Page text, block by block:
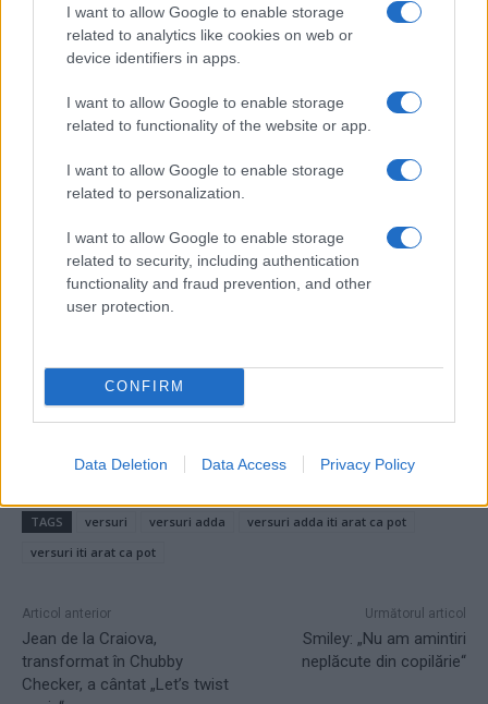
I want to allow Google to enable storage
related to analytics like cookies on web or
device identifiers in apps.
I want to allow Google to enable storage
related to functionality of the website or app.
I want to allow Google to enable storage
related to personalization.
I want to allow Google to enable storage
related to security, including authentication
functionality and fraud prevention, and other
user protection.
CONFIRM
Data Deletion Data Access Privacy Policy
TAGS versuri versuri adda
versuri adda iti arat ca pot
versuri iti arat ca pot
Articol anterior
Jean de la Craiova,
transformat în Chubby
Checker, a cântat „Let’s twist
Următorul articol
Smiley: „Nu am amintiri
neplăcute din copilărie“